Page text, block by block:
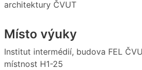
architektury ČVUT
Místo výuky
Institut intermédií, budova FEL
místnost H1-25